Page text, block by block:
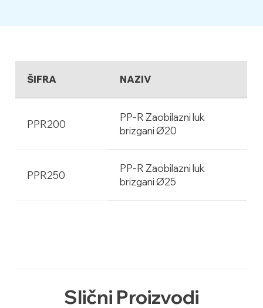
ŠIFRA NAZIV
PPR200
PP-R Zaobilazni luk
brizgani Ø20
PPR250
PP-R Zaobilazni luk
brizgani Ø25
Slični Proizvodi